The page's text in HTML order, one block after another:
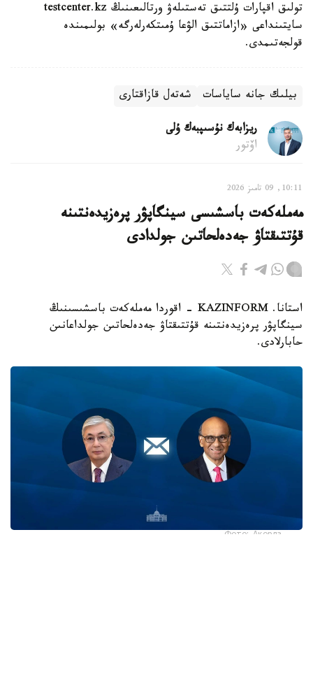
تولىق اقپارات ۇلتتىق تەستىلەۋ ورتالىعىنىڭ testcenter.kz
سايتىنداعى «ازاماتتىق الۋعا ۇمىتكەرلەرگە» بولىمىندە
قولجەتىمدى.
بيلىك جانە ساياسات شەتەل قازاقتارى
ريزابەك نۇسىپبەك ۇلى
اۆتور
10:11, 09 تامىز 2026
مەملەكەت باسشىسى سينگاپۋر پرەزيدەنتىنە
قۇتتىقتاۋ جەدەلحاتىن جولدادى
استانا. KAZINFORM - اقوردا مەملەكەت باسشىسىنىڭ
سينگاپۋر پرەزيدەنتىنە قۇتتىقتاۋ جەدەلحاتىن جولداعانىن
حابارلادى.
Фото: Ақорда